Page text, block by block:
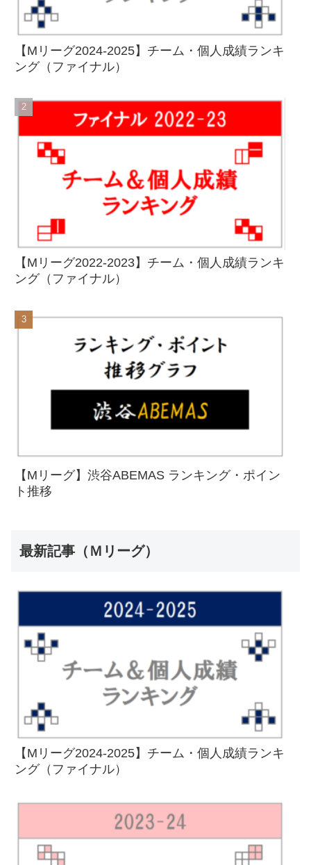
【Mリーグ2024-2025】チーム・個人成績ランキ
ング（ファイナル）
【Mリーグ2022-2023】チーム・個人成績ランキ
ング（ファイナル）
【Mリーグ】渋谷ABEMAS ランキング・ポイン
ト推移
最新記事（Ｍリーグ）
【Mリーグ2024-2025】チーム・個人成績ランキ
ング（ファイナル）